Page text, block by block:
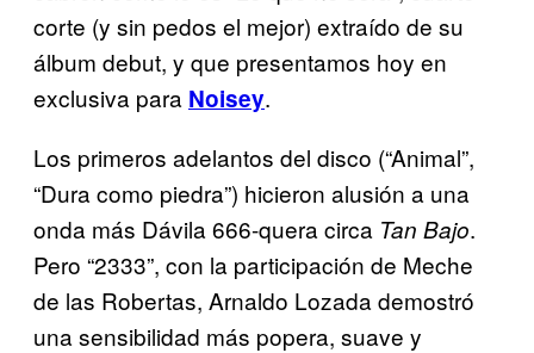
corte (y sin pedos el mejor) extraído de su
álbum debut, y que presentamos hoy en
exclusiva para Noisey.
Los primeros adelantos del disco (“Animal”,
“Dura como piedra”) hicieron alusión a una
onda más Dávila 666-quera circa Tan Bajo.
Pero “2333”, con la participación de Meche
de las Robertas, Arnaldo Lozada demostró
una sensibilidad más popera, suave y